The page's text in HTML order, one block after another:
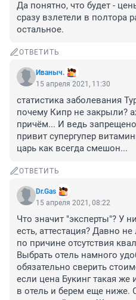
Да понятно, что будет -
сразу взлетели в полтора
остальное.
ОТВЕТИТЬ
Иваныч.
15 апреля 2021, 11:30
статистика заболевания
почему Кипр не закрыли?
причём... И ведь
привит супергупер
царь как всегда смешон...
ОТВЕТИТЬ
Dr.Gas
15 апреля 2021, 08:22
Что значит "эксперты"? У
есть, аттестация? Давно не
по причине отсутствия
Выбрать отель намного
обязательно сверить
если цена Букинг такая
в отель и берем еще ниже.